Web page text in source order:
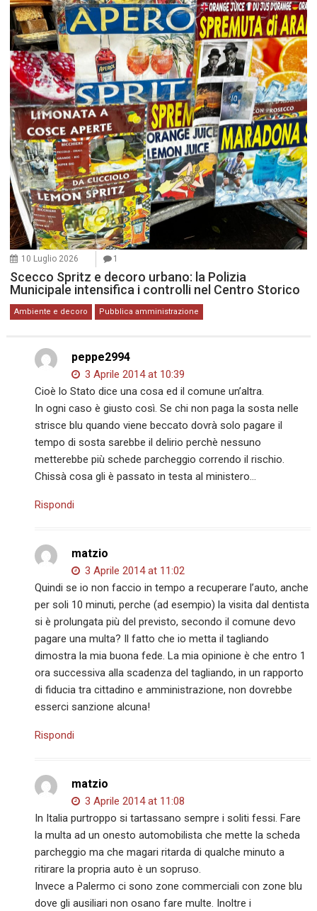
10 Luglio 2026 1
Scecco Spritz e decoro urbano: la Polizia
Municipale intensifica i controlli nel Centro Storico
Ambiente e decoro Pubblica amministrazione
peppe2994
3 Aprile 2014 at 10:39
Cioè lo Stato dice una cosa ed il comune un’altra.
In ogni caso è giusto così. Se chi non paga la sosta nelle
strisce blu quando viene beccato dovrà solo pagare il
tempo di sosta sarebbe il delirio perchè nessuno
metterebbe più schede parcheggio correndo il rischio.
Chissà cosa gli è passato in testa al ministero…
Rispondi
matzio
3 Aprile 2014 at 11:02
Quindi se io non faccio in tempo a recuperare l’auto, anche
per soli 10 minuti, perche (ad esempio) la visita dal dentista
si è prolungata più del previsto, secondo il comune devo
pagare una multa? Il fatto che io metta il tagliando
dimostra la mia buona fede. La mia opinione è che entro 1
ora successiva alla scadenza del tagliando, in un rapporto
di fiducia tra cittadino e amministrazione, non dovrebbe
esserci sanzione alcuna!
Rispondi
matzio
3 Aprile 2014 at 11:08
In Italia purtroppo si tartassano sempre i soliti fessi. Fare
la multa ad un onesto automobilista che mette la scheda
parcheggio ma che magari ritarda di qualche minuto a
ritirare la propria auto è un sopruso.
Invece a Palermo ci sono zone commerciali con zone blu
dove gli ausiliari non osano fare multe. Inoltre i